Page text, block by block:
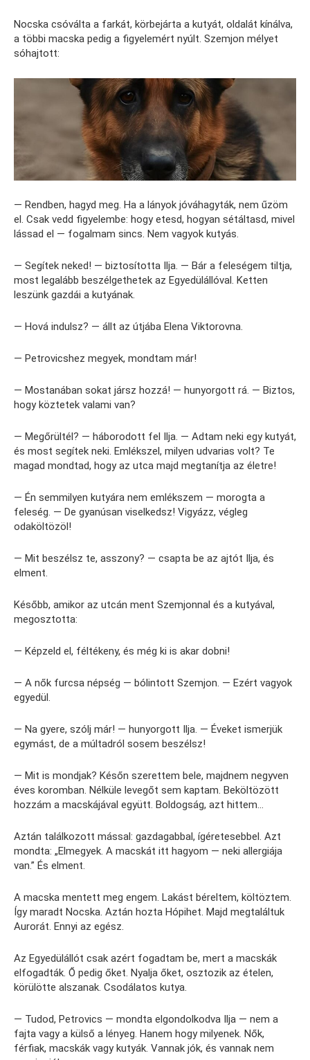
Nocska csóválta a farkát, körbejárta a kutyát, oldalát kínálva,
a többi macska pedig a figyelemért nyúlt. Szemjon mélyet
sóhajtott:
— Rendben, hagyd meg. Ha a lányok jóváhagyták, nem űzöm
el. Csak vedd figyelembe: hogy etesd, hogyan sétáltasd, mivel
lássad el — fogalmam sincs. Nem vagyok kutyás.
— Segítek neked! — biztosította Ilja. — Bár a feleségem tiltja,
most legalább beszélgethetek az Egyedülállóval. Ketten
leszünk gazdái a kutyának.
— Hová indulsz? — állt az útjába Elena Viktorovna.
— Petrovicshez megyek, mondtam már!
— Mostanában sokat jársz hozzá! — hunyorgott rá. — Biztos,
hogy köztetek valami van?
— Megőrültél? — háborodott fel Ilja. — Adtam neki egy kutyát,
és most segítek neki. Emlékszel, milyen udvarias volt? Te
magad mondtad, hogy az utca majd megtanítja az életre!
— Én semmilyen kutyára nem emlékszem — morogta a
feleség. — De gyanúsan viselkedsz! Vigyázz, végleg
odaköltözöl!
— Mit beszélsz te, asszony? — csapta be az ajtót Ilja, és
elment.
Később, amikor az utcán ment Szemjonnal és a kutyával,
megosztotta:
— Képzeld el, féltékeny, és még ki is akar dobni!
— A nők furcsa népség — bólintott Szemjon. — Ezért vagyok
egyedül.
— Na gyere, szólj már! — hunyorgott Ilja. — Éveket ismerjük
egymást, de a múltadról sosem beszélsz!
— Mit is mondjak? Későn szerettem bele, majdnem negyven
éves koromban. Nélküle levegőt sem kaptam. Beköltözött
hozzám a macskájával együtt. Boldogság, azt hittem…
Aztán találkozott mással: gazdagabbal, ígéretesebbel. Azt
mondta: „Elmegyek. A macskát itt hagyom — neki allergiája
van.” És elment.
A macska mentett meg engem. Lakást béreltem, költöztem.
Így maradt Nocska. Aztán hozta Hópihet. Majd megtaláltuk
Aurorát. Ennyi az egész.
Az Egyedülállót csak azért fogadtam be, mert a macskák
elfogadták. Ő pedig őket. Nyalja őket, osztozik az ételen,
körülötte alszanak. Csodálatos kutya.
— Tudod, Petrovics — mondta elgondolkodva Ilja — nem a
fajta vagy a külső a lényeg. Hanem hogy milyenek. Nők,
férfiak, macskák vagy kutyák. Vannak jók, és vannak nem